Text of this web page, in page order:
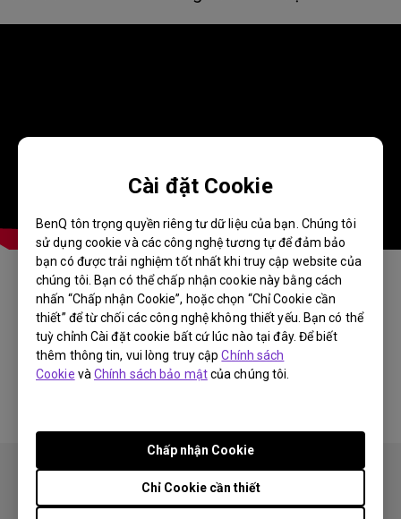
Cài đặt Cookie
BenQ tôn trọng quyền riêng tư dữ liệu của bạn. Chúng tôi
sử dụng cookie và các công nghệ tương tự để đảm bảo
bạn có được trải nghiệm tốt nhất khi truy cập website của
chúng tôi. Bạn có thể chấp nhận cookie này bằng cách
nhấn “Chấp nhận Cookie”, hoặc chọn “Chỉ Cookie cần
thiết” để từ chối các công nghệ không thiết yếu. Bạn có thể
tuỳ chỉnh Cài đặt cookie bất cứ lúc nào tại đây. Để biết
thêm thông tin, vui lòng truy cậpChính sách
Cookie vàChính sách bảo mậtcủa chúng tôi.
Chỉ Cookie cần thiết
Chấp nhận Cookie
Thông tin này có hữu ích không?
Có Không